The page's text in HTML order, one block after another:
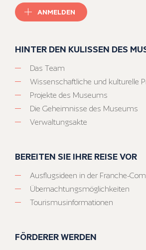
ANMELDEN
HINTER DEN KULISSEN DES
Das Team
Wissenschaftliche und kulturelle
Projekte des Museums
Die Geheimnisse des Museums
Verwaltungsakte
BEREITEN SIE IHRE REISE VOR
Ausflugsideen in der Franche-
Übernachtungsmöglichkeiten
Tourismusinformationen
FÖRDERER WERDEN